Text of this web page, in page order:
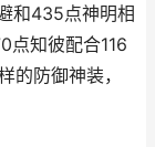
和435点神明相
点知彼配合116
的防御神装，